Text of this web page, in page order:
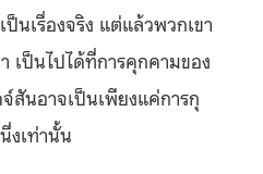
ป็นเรื่องจริง แต่แล้วพวกเขา
เป็นไปได้ที่การคุกคามของ
นอาจเป็นเพียงแค่การกุ
งเท่านั้น